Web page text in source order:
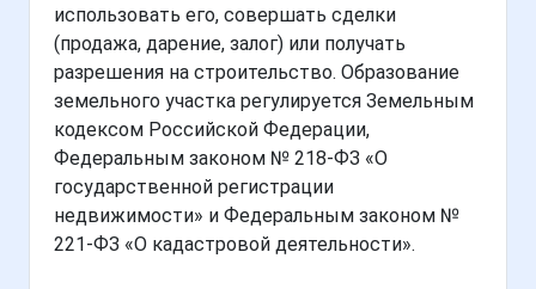
использовать его, совершать сделки
(продажа, дарение, залог) или получать
разрешения на строительство. Образование
земельного участка регулируется Земельным
кодексом Российской Федерации,
Федеральным законом № 218-ФЗ «О
государственной регистрации
недвижимости» и Федеральным законом №
221-ФЗ «О кадастровой деятельности».